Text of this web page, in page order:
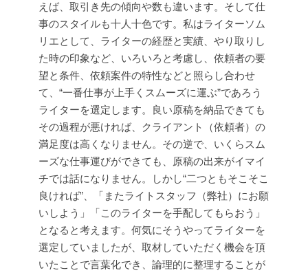
えば、取引き先の傾向や数も違います。そして仕
事のスタイルも十人十色です。私はライターソム
リエとして、ライターの経歴と実績、やり取りし
た時の印象など、いろいろと考慮し、依頼者の要
望と条件、依頼案件の特性などと照らし合わせ
て、“一番仕事が上手くスムーズに運ぶ”であろう
ライターを選定します。良い原稿を納品できても
その過程が悪ければ、クライアント（依頼者）の
満足度は高くなりません。その逆で、いくらスム
ーズな仕事運びができても、原稿の出来がイマイ
チでは話になりません。しかし“二つともそこそこ
良ければ”、「またライトスタッフ（弊社）にお願
いしよう」「このライターを手配してもらおう」
となると考えます。何気にそうやってライターを
選定していましたが、取材していただく機会を頂
いたことで言葉化でき、論理的に整理することが